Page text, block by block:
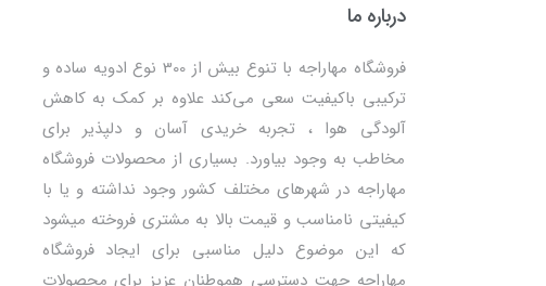
درباره ما
فروشگاه مهاراجه با تنوع بیش از 300 نوع ادویه ساده و
ترکیبی باکیفیت سعی می‌کند علاوه بر کمک به کاهش
آلودگی هوا ، تجربه خریدی آسان و دلپذیر برای
مخاطب به وجود بیاورد. بسیاری از محصولات فروشگاه
مهاراجه در شهرهای مختلف کشور وجود نداشته و یا با
کیفیتی نامناسب و قیمت بالا به مشتری فروخته میشود
که این موضوع دلیل مناسبی برای ایجاد فروشگاه
مهاراجه جهت دسترسی هموطنان عزیز برای محصولات